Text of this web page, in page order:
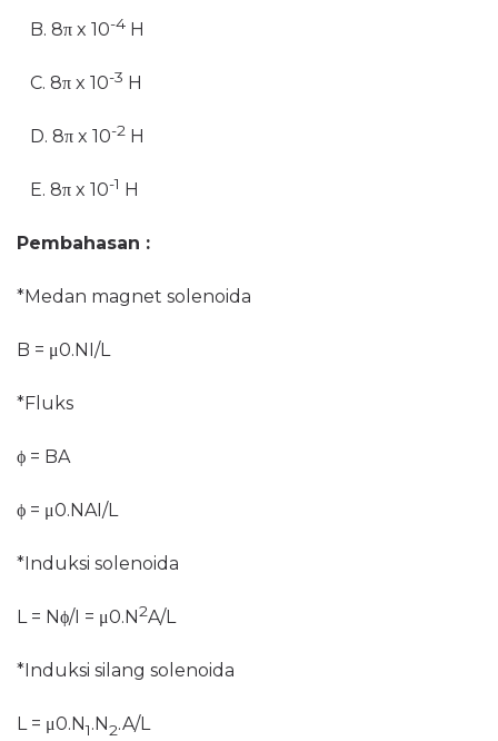
B. 8π x 10-4 H
C. 8π x 10-3 H
D. 8π x 10-2 H
E. 8π x 10-1 H
Pembahasan :
*Medan magnet solenoida
B = μ0.NI/L
*Fluks
ϕ = BA
ϕ = μ0.NAI/L
*Induksi solenoida
L = Nϕ/I = μ0.N2A/L
*Induksi silang solenoida
L = μ0.N1.N2.A/L